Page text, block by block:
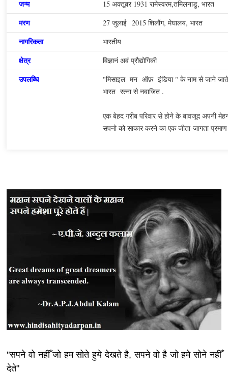
जन्म
15 अक्तूबर 1931 रामेस्वरम,तमिलनाडु, भारत
मरण 27 जुलाई 2015 शिलौंग, मेघालय, भारत
नागरिकता भारतीय
क्षेत्र विज्ञानं अवंप्रौद्योगिकी
उपलब्धि
"मिसाइल मन ऑफ़ इंडिया " के नाम से जाने जाते
भारत रत्ना से नवाजित .
एक बेहद गरीब परिवार से होने के बावजूद अपनी
सपनो को साकार करने का एक जीता-जागता
"सपने वो नहीँ जो हम सोते हुये देखते है, सपने वो है जो हमे सोने नहीँ
देते"